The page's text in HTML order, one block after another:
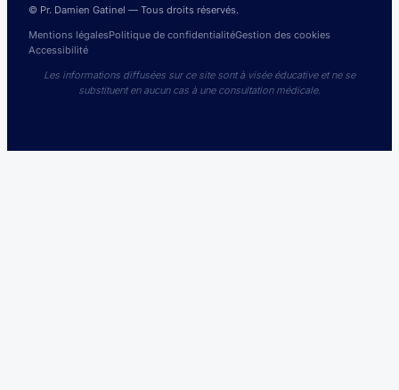
© Pr. Damien Gatinel — Tous droits réservés.
Mentions légalesPolitique de confidentialitéGestion des cookies
Accessibilité
Les informations diffusées sur ce site sont à visée éducative et ne se
substituent en aucun cas à une consultation médicale.